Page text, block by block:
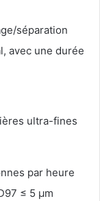
séparation
avec une durée
ultra-fines
par heure
≤ 5 μm